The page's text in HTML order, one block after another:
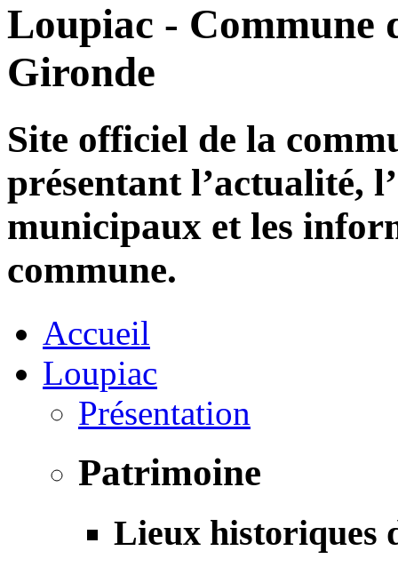
Loupiac - Commune
Gironde
Site officiel de la
présentant l’actualité,
municipaux et les
commune.
Accueil
Loupiac
Présentation
Patrimoine
Lieux historiques